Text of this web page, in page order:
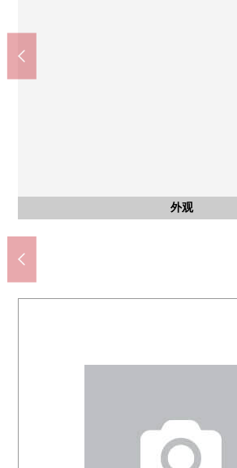
外观
外观
外观
含有前面道路的外观
含有前面道路的外观
含有前面道路的外观
含有前面道路的外观
含有前面道路的外观
外观
外观
外观
外观
KEIHOKU超市鳍崎商店(约
松户市立零钱北小学(约
松户市立零钱北中学(约
浅间公园(约150m)